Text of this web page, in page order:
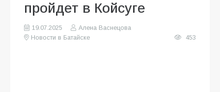
пройдет в Койсуге
19.07.2025
Алена Васнецова
Новости в Батайске
453